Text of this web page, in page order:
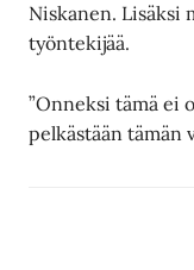
Niskanen. Lisäksi
työntekijää.
”Onneksi tämä ei
pelkästään tämän